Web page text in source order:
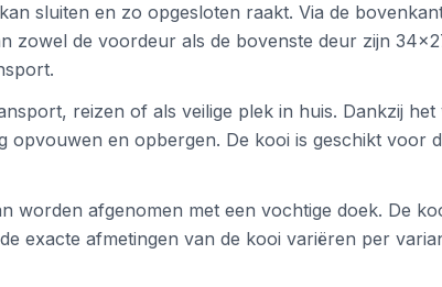
sluiten en zo opgesloten raakt. Via de
zowel de voordeur als de bovenste deur zijn
reizen of als veilige plek in huis. Dankzij
en opbergen. De kooi is geschikt voor
afgenomen met een vochtige doek. De
exacte afmetingen van de kooi variëren per